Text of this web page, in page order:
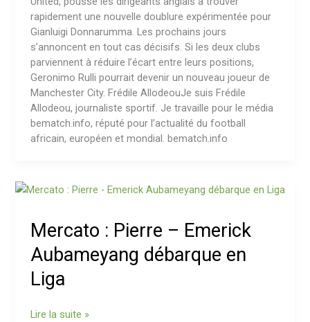
rapidement une nouvelle doublure expérimentée pour
Gianluigi Donnarumma. Les prochains jours
s’annoncent en tout cas décisifs. Si les deux clubs
parviennent à réduire l’écart entre leurs positions,
Geronimo Rulli pourrait devenir un nouveau joueur de
Manchester City. Frédile AllodeouJe suis Frédile
Allodeou, journaliste sportif. Je travaille pour le média
bematch.info, réputé pour l’actualité du football
africain, européen et mondial. bematch.info
Mercato : Pierre – Emerick
Aubameyang débarque en
Liga
Mercato
–
Emerick
Aubameyang
débarque
Liga
Lire la suite »